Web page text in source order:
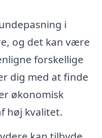
i
og det kan være
forskellige
dig med at finde
økonomisk
høj kvalitet.